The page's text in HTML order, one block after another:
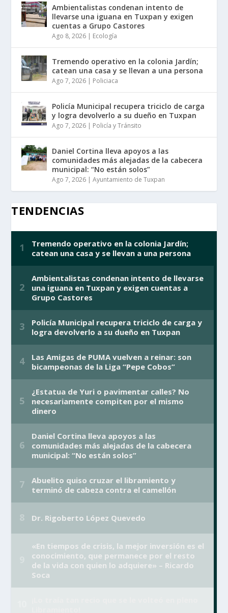
Ambientalistas condenan intento de
llevarse una iguana en Tuxpan y exigen
cuentas a Grupo Castores
Ago 8, 2026 | Ecología
Tremendo operativo en la colonia Jardín;
catean una casa y se llevan a una persona
Ago 7, 2026 | Policiaca
Policía Municipal recupera triciclo de carga
y logra devolverlo a su dueño en Tuxpan
Ago 7, 2026 | Policía y Tránsito
Daniel Cortina lleva apoyos a las
comunidades más alejadas de la cabecera
municipal: “No están solos”
Ago 7, 2026 |Ayuntamiento de Tuxpan
TENDENCIAS